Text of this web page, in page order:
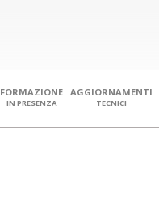
FORMAZIONE
IN PRESENZA
AGGIORNAMENTI
TECNICI